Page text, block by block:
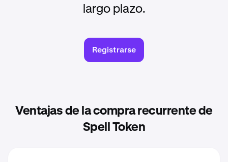
largo plazo.
Registrarse
Ventajas de la compra recurrente de
Spell Token